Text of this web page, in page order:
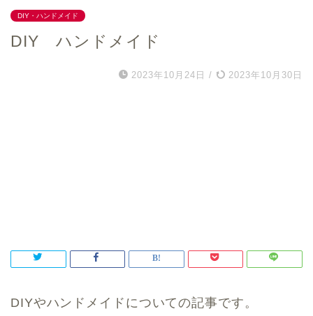
DIY・ハンドメイド
DIY ハンドメイド
2023年10月24日 / 2023年10月30日
DIYやハンドメイドについての記事です。